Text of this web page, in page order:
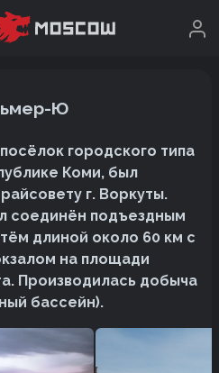
Ю
городского типа
Коми, был
г. Воркуты.
соединён подъездным
длиной около 60 км с
на площади
Производилась добыча
бассейн).